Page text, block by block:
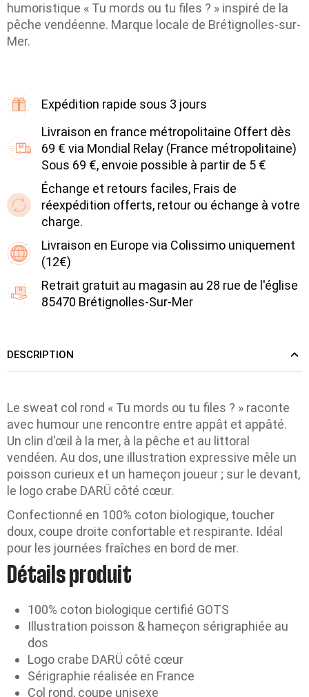
humoristique « Tu mords ou tu files ? » inspiré de la
pêche vendéenne. Marque locale de Brétignolles-sur-
Mer.
Expédition rapide sous 3 jours
Livraison en france métropolitaine Offert dès
69 € via Mondial Relay (France métropolitaine)
Sous 69 €, envoie possible à partir de 5 €
Échange et retours faciles, Frais de
réexpédition offerts, retour ou échange à votre
charge.
Livraison en Europe via Colissimo uniquement
(12€)
Retrait gratuit au magasin au 28 rue de l'église
85470 Brétignolles-Sur-Mer
DESCRIPTION
Le sweat col rond « Tu mords ou tu files ? » raconte
avec humour une rencontre entre appât et appâté.
Un clin d'œil à la mer, à la pêche et au littoral
vendéen. Au dos, une illustration expressive mêle un
poisson curieux et un hameçon joueur ; sur le devant,
le logo crabe DARÜ côté cœur.
Confectionné en 100% coton biologique, toucher
doux, coupe droite confortable et respirante. Idéal
pour les journées fraîches en bord de mer.
Détails produit
100% coton biologique certifié GOTS
Illustration poisson & hameçon sérigraphiée au
dos
Logo crabe DARÜ côté cœur
Sérigraphie réalisée en France
Col rond, coupe unisexe